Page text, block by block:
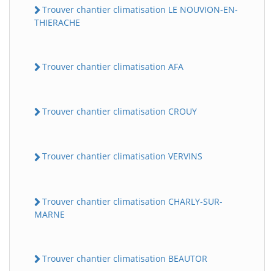
Trouver chantier climatisation LE NOUVION-EN-
THIERACHE
Trouver chantier climatisation AFA
Trouver chantier climatisation CROUY
Trouver chantier climatisation VERVINS
Trouver chantier climatisation CHARLY-SUR-
MARNE
Trouver chantier climatisation BEAUTOR